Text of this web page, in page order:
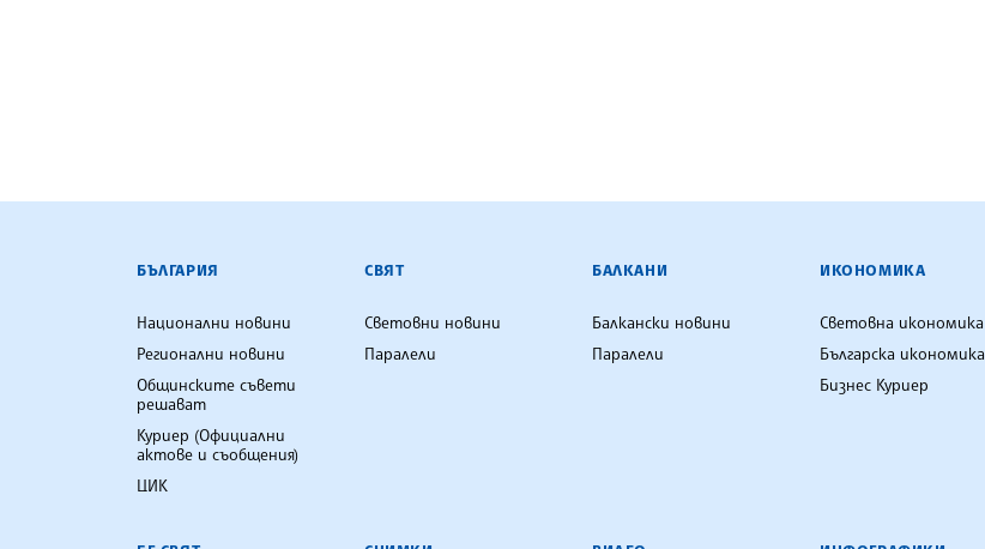
БЪЛГАРСКА ТЕЛЕГРАФНА АГЕНЦИЯ
БЪЛГАРИЯ
Национални новини
Регионални новини
Общинските съвети
решават
Куриер (Официални
актове и съобщения)
ЦИК
СВЯТ
Световни новини
Паралели
БАЛКАНИ
Балкански новини
Паралели
ИКОНОМИКА
Световна икономика
Българска икономика
Бизнес Куриер